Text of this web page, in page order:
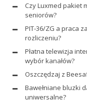
Czy Luxmed pakiet
seniorów?
PIT-36/ZG a praca
rozliczeniu?
Płatna telewizja
wybór kanałów?
Oszczędzaj z
Bawełniane bluzki
uniwersalne?